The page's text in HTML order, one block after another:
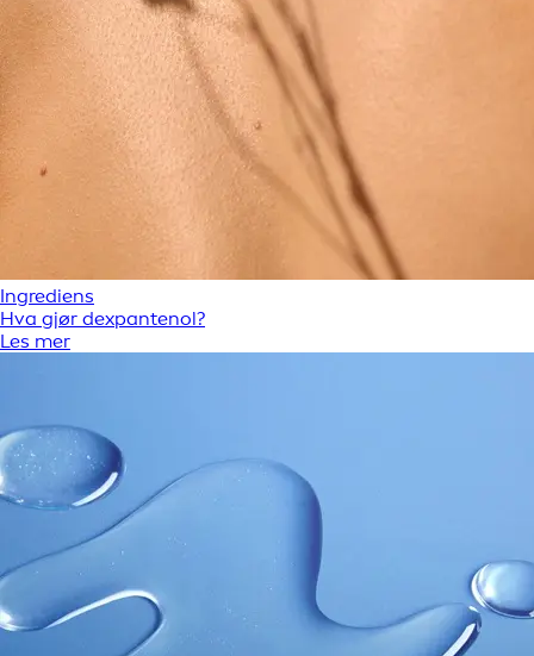
Ingrediens
Hva gjør dexpantenol?
Les mer